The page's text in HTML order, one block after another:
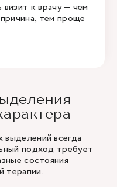
к врачу — чем
тем проще
всегда
подход требует
состояния
терапии.